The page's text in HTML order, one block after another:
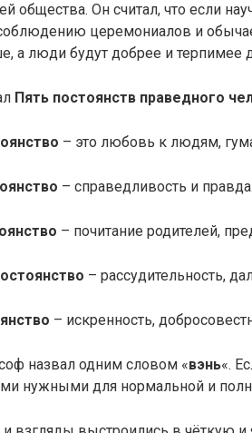
общества. Он считал, что если
церемониалов и
а люди будут добрее и терпимее
Пять постоянств праведного
– это любовь к людям,
– справедливость и правда.
– почитание родителей,
– рассудительность,
– искренность,
назвал одним словом «вэнь«.
нужными для нормальной и